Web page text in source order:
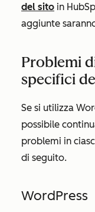
del sito in
aggiunte
Problemi
specifici
Se si utilizza
possibile
problemi in
di seguito.
WordPress